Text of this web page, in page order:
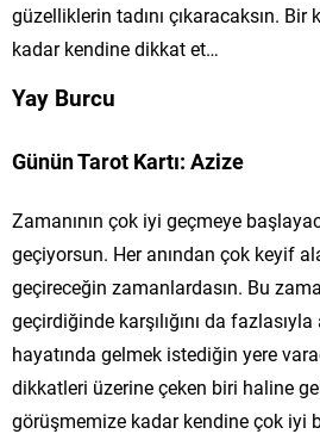
güzelliklerin tadını çıkaracaksın.
kadar kendine dikkat et…
Yay Burcu
Günün Tarot Kartı: Azize
Zamanının çok iyi geçmeye
geçiyorsun. Her anından çok keyif
geçireceğin zamanlardasın. Bu
geçirdiğinde karşılığını da
hayatında gelmek istediğin yere
dikkatleri üzerine çeken biri haline
görüşmemize kadar kendine çok iyi